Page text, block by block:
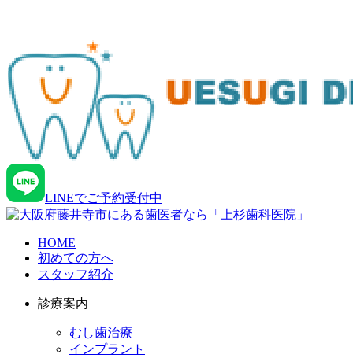
LINEでご予約受付中
HOME
初めての⽅へ
スタッフ紹介
診療案内
むし歯治療
インプラント